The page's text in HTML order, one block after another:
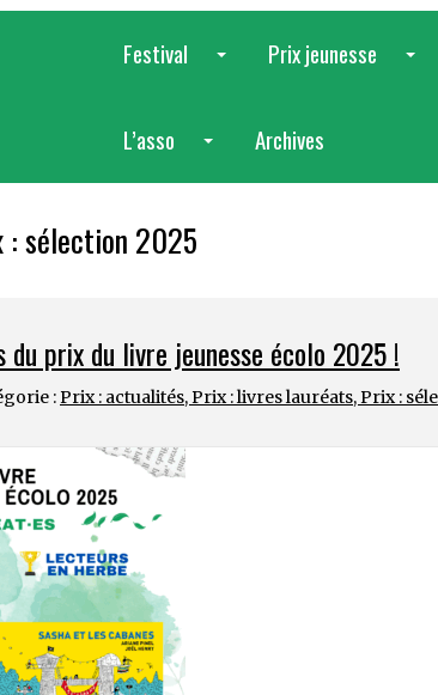
Festival
Prix jeunesse
L’asso
...
Archives
: sélection 2025
du prix du livre jeunesse écolo 2025 !
:Prix : actualités,Prix : livres lauréats,Prix :